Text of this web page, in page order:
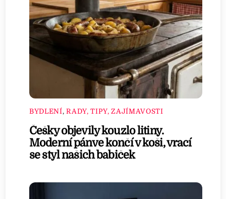
BYDLENÍ,RADY, TIPY, ZAJÍMAVOSTI
Češky objevily kouzlo litiny.
Moderní pánve končí v koši, vrací
se styl našich babiček